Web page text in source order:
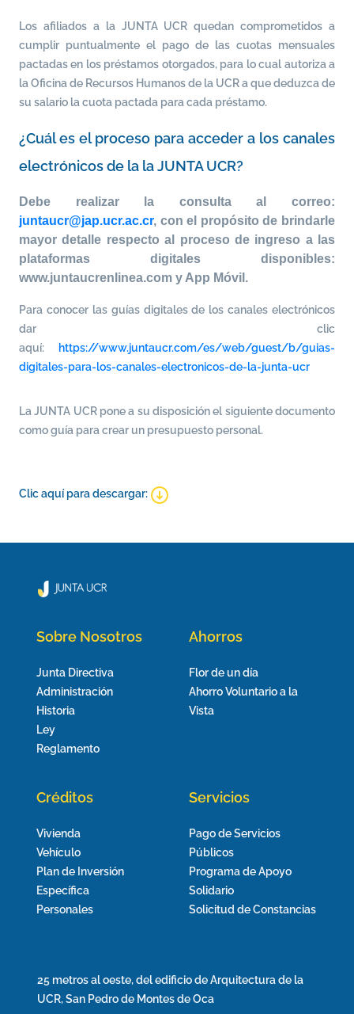
Los afiliados a la JUNTA UCR quedan comprometidos a
cumplir puntualmente el pago de las cuotas mensuales
pactadas en los préstamos otorgados, para lo cual autoriza a
la Oficina de Recursos Humanos de la UCR a que deduzca de
su salario la cuota pactada para cada préstamo.
¿Cuál es el proceso para acceder a los canales
electrónicos de la la JUNTA UCR?
Debe realizar la consulta al correo:
juntaucr@jap.ucr.ac.cr, con el propósito de brindarle
mayor detalle respecto al proceso de ingreso a las
plataformas digitales disponibles:
www.juntaucrenlinea.com y App Móvil.
Para conocer las guías digitales de los canales electrónicos
dar clic
aquí:
https://www.juntaucr.com/es/web/guest/b/guias-
digitales-para-los-canales-electronicos-de-la-junta-ucr
La JUNTA UCR pone a su disposición el siguiente documento
como guía para crear un presupuesto personal.
Clic aquí para descargar:
Sobre Nosotros
Junta Directiva
Administración
Historia
Ley
Reglamento
Ahorros
Flor de un día
Ahorro Voluntario a la
Vista
Créditos
Vivienda
Vehículo
Plan de Inversión
Específica
Personales
Servicios
Pago de Servicios
Públicos
Programa de Apoyo
Solidario
Solicitud de Constancias
25 metros al oeste, del edificio de Arquitectura de la
UCR, San Pedro de Montes de Oca